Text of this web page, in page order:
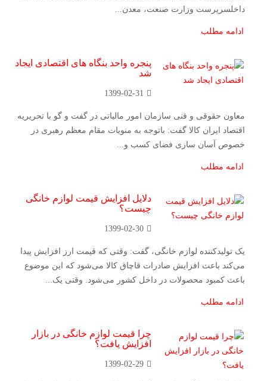
داخلسرپرست وزارت صنعت، معدن...
ادامه مطلب
پنجره واحد بنگاه های اقتصادی ایجاد
شد
1399-02-31
معاون حقوقی و فنی سازمان امور مالیاتی در گفت و گو با تحریریه
اقتصاد ایران کالا گفت: باتوجه به منویات مقام معظم رهبری در
خصوص آسان سازی فضای کسب و...
ادامه مطلب
دلایل افزایش قیمت لوازم خانگی
چیست؟
1399-02-30
یک تولید‌کننده لوازم خانگی، گفت: وقتی که قیمت ارز افزایش پیدا
می‌کند باعث افزایش صادرات قاچاق کالا می‌شود که این موضوع
باعث کمبود محصولات در داخل کشور می‌شود. وقتی یک...
ادامه مطلب
چرا قیمت لوازم خانگی در بازار
افزایش یافت؟
1399-02-29